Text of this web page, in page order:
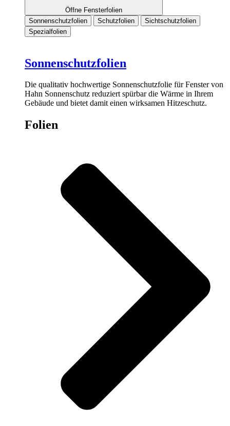
Öffne Fensterfolien
Sonnenschutzfolien
Schutzfolien
Sichtschutzfolien
Spezialfolien
Sonnenschutzfolien
Die qualitativ hochwertige Sonnenschutzfolie für Fenster von
Hahn Sonnenschutz reduziert spürbar die Wärme in Ihrem
Gebäude und bietet damit einen wirksamen Hitzeschutz.
Folien